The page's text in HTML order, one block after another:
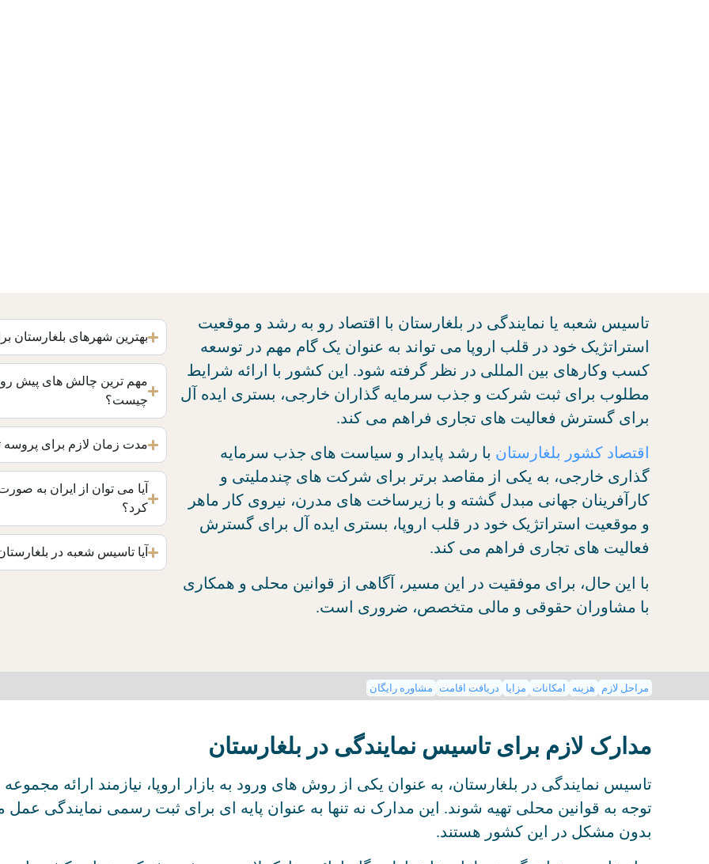
تاسیس شعبه یا نمایندگی در بلغارستان با اقتصاد رو به رشد و موقعیت
استراتژیک خود در قلب اروپا می تواند به عنوان یک گام مهم در توسعه
کسب وکارهای بین المللی در نظر گرفته شود. این کشور با ارائه شرایط
مطلوب برای ثبت شرکت و جذب سرمایه گذاران خارجی، بستری ایده آل
برای گسترش فعالیت های تجاری فراهم می کند.
اقتصاد کشور بلغارستان با رشد پایدار و سیاست ‌های جذب سرمایه
‌گذاری خارجی، به یکی از مقاصد برتر برای شرکت ‌های چندملیتی و
کارآفرینان جهانی مبدل گشته و با زیرساخت ‌های مدرن، نیروی کار ماهر
و موقعیت استراتژیک خود در قلب اروپا، بستری ایده ‌آل برای گسترش
فعالیت ‌های تجاری فراهم می ‌کند.
با این حال، برای موفقیت در این مسیر، آگاهی از قوانین محلی و همکاری
با مشاوران حقوقی و مالی متخصص، ضروری است.
بهترین شهرهای بلغارستان
مهم ترین چالش های پیش روی
چیست؟
مدت زمان لازم برای
آیا می توان از ایران به
کرد؟
آیا تاسیس شعبه در
مراحل لازم هزینه امکانات مزایا دریافت اقامت مشاوره رایگان
مدارک لازم برای تاسیس نمایندگی در بلغارستان
تاسیس نمایندگی در بلغارستان، به عنوان یکی از روش های ورود به بازار اروپا، نیازمند ارائه
توجه به قوانین محلی تهیه شوند. این مدارک نه تنها به عنوان پایه ای برای ثبت رسمی نمایندگی عمل
بدون مشکل در این کشور هستند.